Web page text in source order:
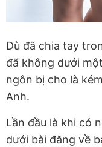
Dù đã chia tay
đã không dưới
ngôn bị cho là
Anh.
Lần đầu là khi có
dưới bài đăng về